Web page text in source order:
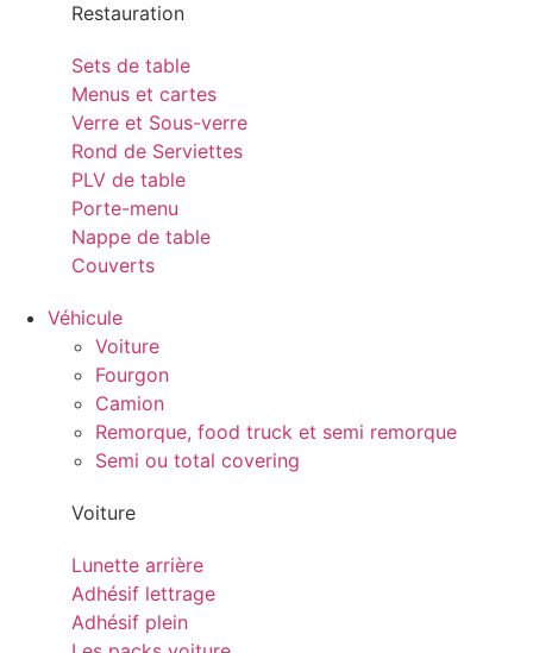
Restauration
Sets de table
Menus et cartes
Verre et Sous-verre
Rond de Serviettes
PLV de table
Porte-menu
Nappe de table
Couverts
Véhicule
Voiture
Fourgon
Camion
Remorque, food truck et semi remorque
Semi ou total covering
Voiture
Lunette arrière
Adhésif lettrage
Adhésif plein